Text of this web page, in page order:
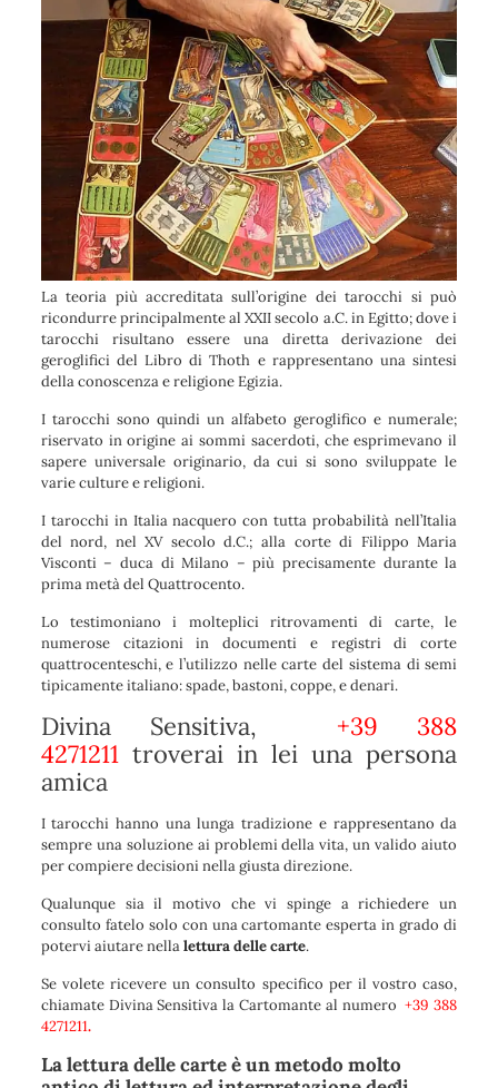
La teoria più accreditata sull’origine dei tarocchi si può
ricondurre principalmente al XXII secolo a.C. in Egitto; dove i
tarocchi risultano essere una diretta derivazione dei
geroglifici del Libro di Thoth e rappresentano una sintesi
della conoscenza e religione Egizia.
I tarocchi sono quindi un alfabeto geroglifico e numerale;
riservato in origine ai sommi sacerdoti, che esprimevano il
sapere universale originario, da cui si sono sviluppate le
varie culture e religioni.
I tarocchi in Italia nacquero con tutta probabilità nell’Italia
del nord, nel XV secolo d.C.; alla corte di Filippo Maria
Visconti – duca di Milano – più precisamente durante la
prima metà del Quattrocento.
Lo testimoniano i molteplici ritrovamenti di carte, le
numerose citazioni in documenti e registri di corte
quattrocenteschi, e l’utilizzo nelle carte del sistema di semi
tipicamente italiano: spade, bastoni, coppe, e denari.
Divina Sensitiva,
+39 388
4271211 troverai in lei una persona
amica
I tarocchi hanno una lunga tradizione e rappresentano da
sempre una soluzione ai problemi della vita, un valido aiuto
per compiere decisioni nella giusta direzione.
Qualunque sia il motivo che vi spinge a richiedere un
consulto fatelo solo con una cartomante esperta in grado di
potervi aiutare nellalettura delle carte.
Se volete ricevere un consulto specifico per il vostro caso,
chiamate Divina Sensitiva la Cartomante al numero +39 388
4271211.
Lalettura delle carteè un metodo molto